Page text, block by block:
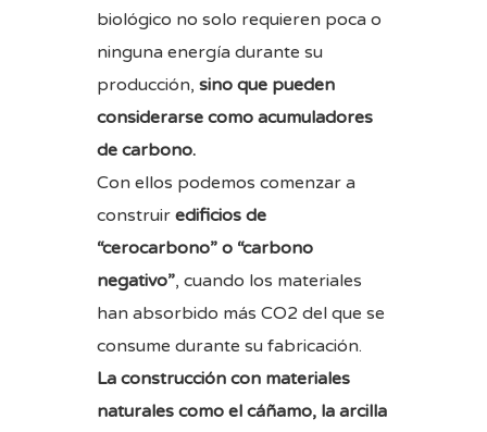
biológico no solo requieren poca o
ninguna energía durante su
producción, sino que pueden
considerarse como acumuladores
de carbono.
Con ellos podemos comenzar a
construir edificios de
“cerocarbono” o “carbono
negativo”, cuando los materiales
han absorbido más CO2 del que se
consume durante su fabricación.
La construcción con materiales
naturales como el cáñamo, la arcilla